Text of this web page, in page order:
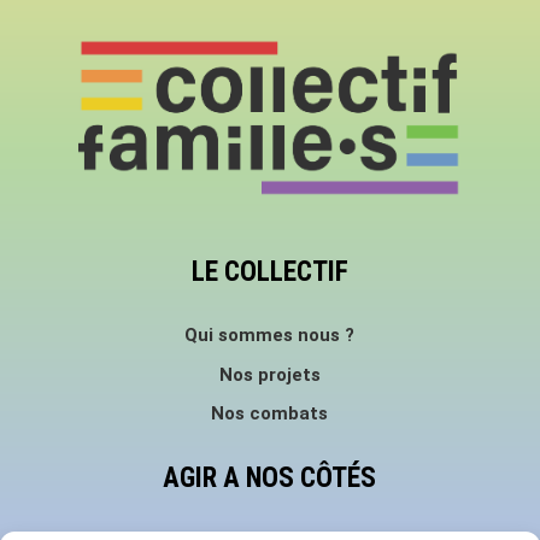
LE COLLECTIF
Qui sommes nous ?
Nos projets
Nos combats
AGIR A NOS CÔTÉS